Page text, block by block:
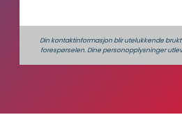
Din kontaktinformasjon blir utelukkende
forespørselen. Dine person­­opplysninger